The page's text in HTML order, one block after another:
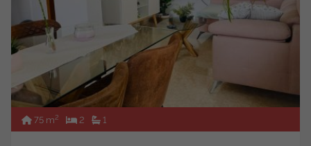
75 m2 2 1